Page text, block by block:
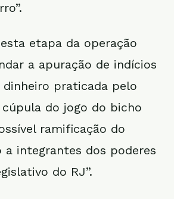
etapa da operação
a apuração de indícios
dinheiro praticada pelo
cúpula do jogo do bicho
ramificação do
a integrantes dos poderes
do RJ”.